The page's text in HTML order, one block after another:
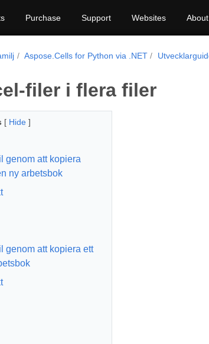
Purchase Support Websites About
Aspose.Cells for Python via .NET
filer i flera filer
[ Hide ]
genom att kopiera
ny arbetsbok
genom att kopiera ett